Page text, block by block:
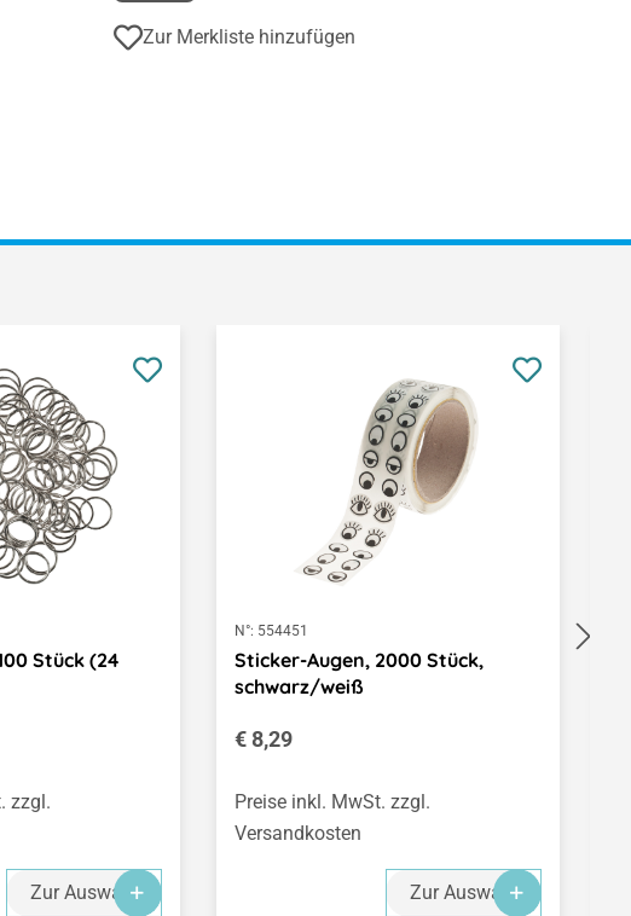
Zur Merkliste hinzufügen
Stück (24
zzgl.
Zur Auswahl
N°: 554451
Sticker-Augen, 2000 Stück,
schwarz/weiß
Regulärer Preis:
€ 8,29
Preise inkl. MwSt. zzgl.
Versandkosten
Zur Auswahl